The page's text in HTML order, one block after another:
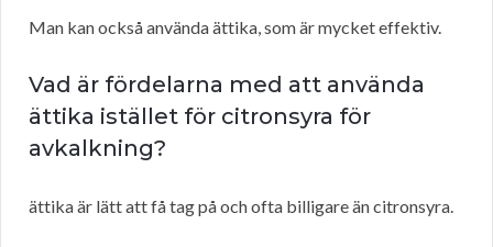
Man kan också använda ättika, som är mycket effektiv.
Vad är fördelarna med att använda
ättika istället för citronsyra för
avkalkning?
ättika är lätt att få tag på och ofta billigare än citronsyra.